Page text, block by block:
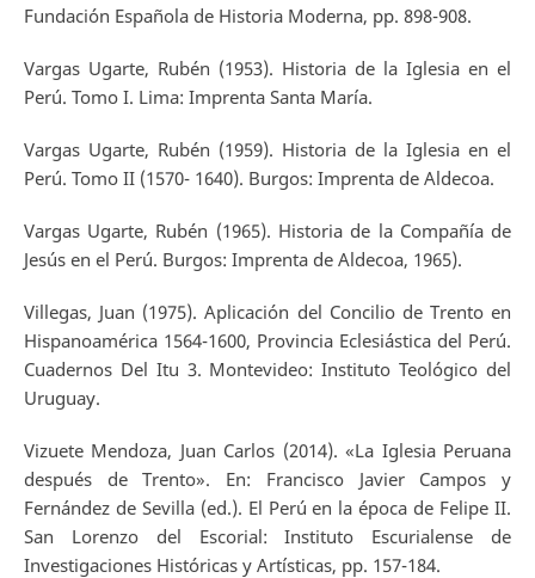
Fundación Española de Historia Moderna, pp. 898-908.
Vargas Ugarte, Rubén (1953). Historia de la Iglesia en el
Perú. Tomo I. Lima: Imprenta Santa María.
Vargas Ugarte, Rubén (1959). Historia de la Iglesia en el
Perú. Tomo II (1570- 1640). Burgos: Imprenta de Aldecoa.
Vargas Ugarte, Rubén (1965). Historia de la Compañía de
Jesús en el Perú. Burgos: Imprenta de Aldecoa, 1965).
Villegas, Juan (1975). Aplicación del Concilio de Trento en
Hispanoamérica 1564-1600, Provincia Eclesiástica del Perú.
Cuadernos Del Itu 3. Montevideo: Instituto Teológico del
Uruguay.
Vizuete Mendoza, Juan Carlos (2014). «La Iglesia Peruana
después de Trento». En: Francisco Javier Campos y
Fernández de Sevilla (ed.). El Perú en la época de Felipe II.
San Lorenzo del Escorial: Instituto Escurialense de
Investigaciones Históricas y Artísticas, pp. 157-184.